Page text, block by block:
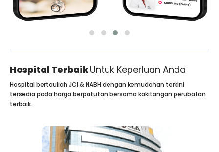
Hospital TerbaikUntuk Keperluan Anda
Hospital bertauliah JCI & NABH dengan kemudahan terkini
tersedia pada harga berpatutan bersama kakitangan perubatan
terbaik.